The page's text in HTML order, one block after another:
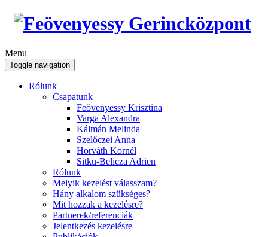
Menu
Toggle navigation
Rólunk
Csapatunk
Feövenyessy Krisztina
Varga Alexandra
Kálmán Melinda
Szelőczei Anna
Horváth Kornél
Sitku-Belicza Adrien
Rólunk
Melyik kezelést válasszam?
Hány alkalom szükséges?
Mit hozzak a kezelésre?
Partnerek/referenciák
Jelentkezés kezelésre